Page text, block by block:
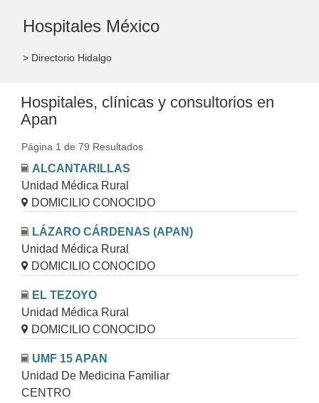
Hospitales México
> Directorio Hidalgo
Hospitales, clínicas y consultorios en
Apan
Página 1 de 79 Resultados
ALCANTARILLAS
Unidad Médica Rural
DOMICILIO CONOCIDO
LÁZARO CÁRDENAS (APAN)
Unidad Médica Rural
DOMICILIO CONOCIDO
EL TEZOYO
Unidad Médica Rural
DOMICILIO CONOCIDO
UMF 15 APAN
Unidad De Medicina Familiar
CENTRO